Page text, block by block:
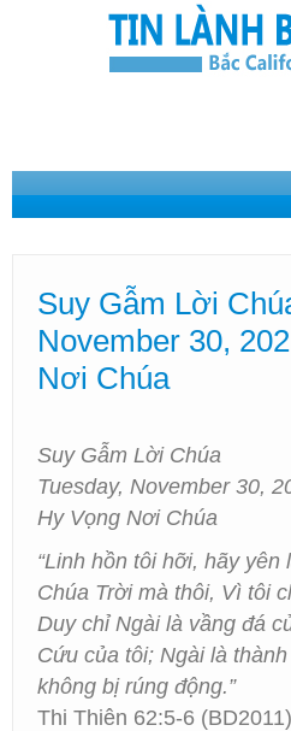
Home
Phát Thanh Tin Lành
Các Hội Thánh Bắc
Suy Gẫm Lời
November 30,
Nơi Chúa
Suy Gẫm Lời Chúa
Tuesday, November 30,
Hy Vọng Nơi Chúa
“Linh hồn tôi hỡi, hãy
Chúa Trời mà thôi, Vì tôi
Duy chỉ Ngài là vầng đá
Cứu của tôi; Ngài là
không bị rúng động.”
Thi Thiên 62:5-6 (BD2011)